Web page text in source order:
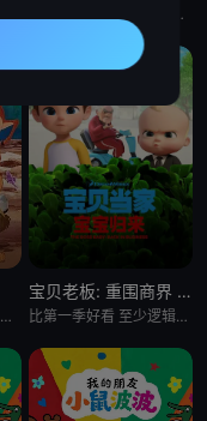
本节目是首部同时得到澳大利亚电影局和新南威尔士电影局扶持的中澳联合出品动画纪录片。以短番的形式重述百余年里，发
故事讲的是一个叫辛巴的小狮子在困难中进行历练，最终成为丛林之王的故事。故事中，小狮子辛巴的爸爸被猎人杀害，
宝贝老板: 重围商界 第二季
比第一季好看 至少逻辑上更合理了 就是好喜欢boss baby的眼睫毛啊 我的天 P.s 这季里stacy真的